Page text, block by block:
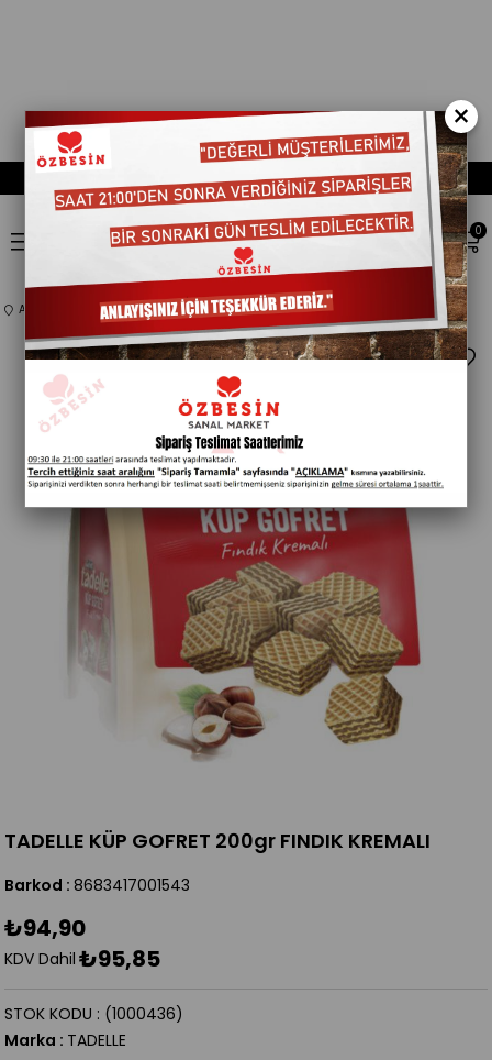
0
Anasayfa Kategorisiz TADELLE KÜP GOFRET 200gr FINDIK KREMALI
TADELLE KÜP GOFRET 200gr FINDIK KREMALI
Barkod : 8683417001543
₺94,90
KDV Dahil ₺95,85
(1000436)
STOK KODU
Marka : TADELLE
×